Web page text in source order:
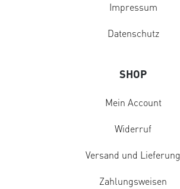
Impressum
Datenschutz
SHOP
Mein Account
Widerruf
Versand und Lieferung
Zahlungsweisen